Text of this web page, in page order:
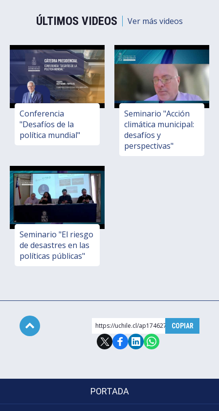
ÚLTIMOS VIDEOS Ver más videos
Conferencia
"Desafíos de la
política mundial"
Seminario "Acción
climática municipal:
desafíos y
perspectivas"
Seminario "El riesgo
de desastres en las
políticas públicas"
https://uchile.cl/ap174627 COPIAR
PORTADA